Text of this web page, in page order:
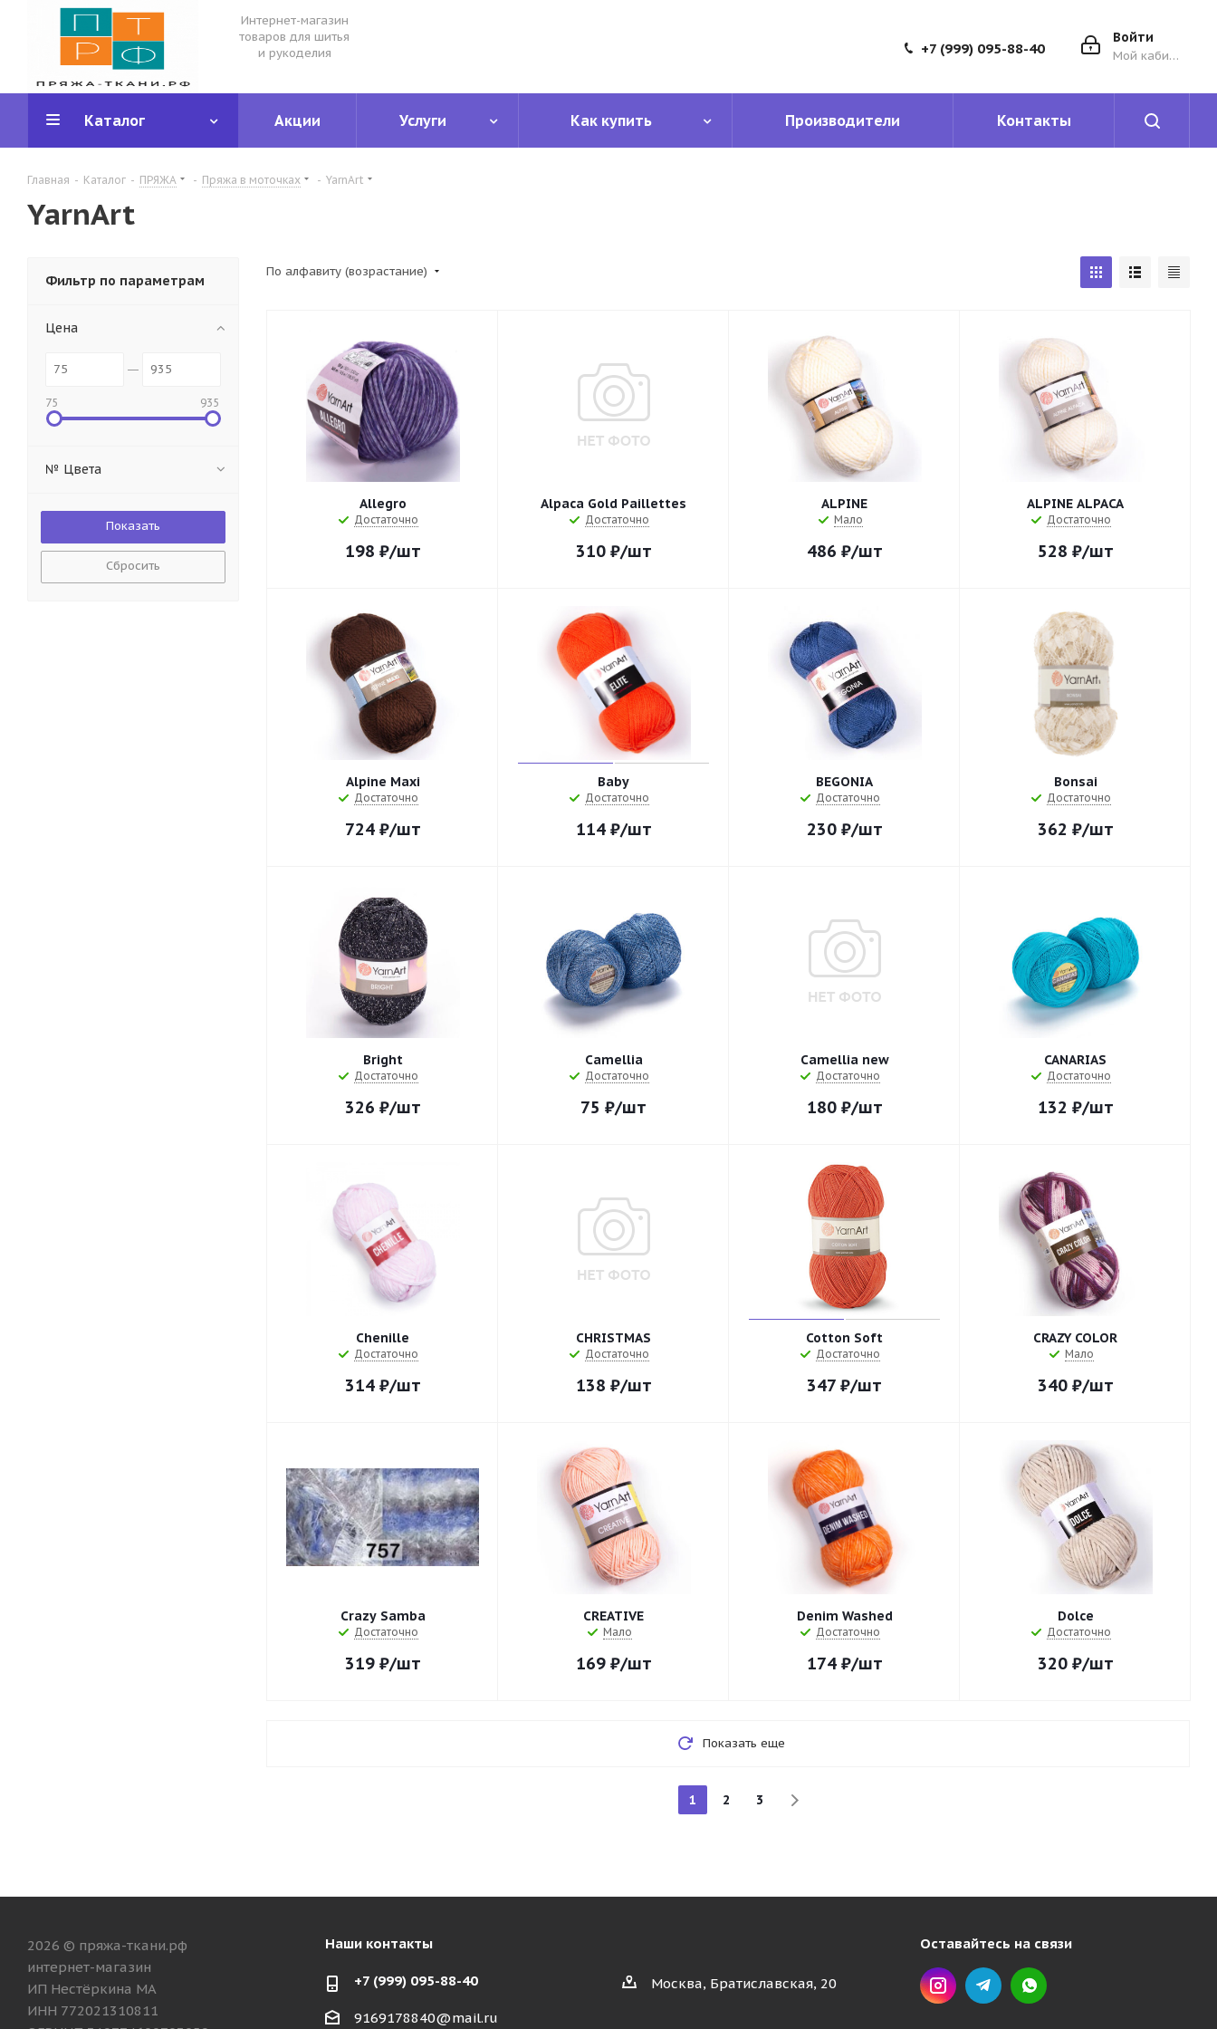
Интернет-магазин
товаров для шитья
и рукоделия
Войти
Мой кабинет
+7 (999) 095-88-40
Каталог Акции Услуги Как купить Производители Контакты
Главная - Каталог - ПРЯЖА - Пряжа в моточках - YarnArt
YarnArt
По алфавиту (возрастание)
Allegro
Достаточно
198 ₽/шт
Alpaca Gold Paillettes
Достаточно
310₽/шт
ALPINE
Мало
486 ₽/шт
ALPINE ALPACA
Достаточно
528 ₽/шт
Alpine Maxi
Достаточно
724₽/шт
Baby
Достаточно
114₽/шт
BEGONIA
Достаточно
230₽/шт
Bonsai
Достаточно
362 ₽/шт
Bright
Достаточно
326 ₽/шт
Camellia
Достаточно
75 ₽/шт
Camellia new
Достаточно
180₽/шт
CANARIAS
Достаточно
132 ₽/шт
Chenille
Достаточно
314₽/шт
CHRISTMAS
Достаточно
138 ₽/шт
Cotton Soft
Достаточно
347 ₽/шт
CRAZY COLOR
Мало
340₽/шт
Crazy Samba
Достаточно
319₽/шт
CREATIVE
Мало
169₽/шт
Denim Washed
Достаточно
174₽/шт
Dolce
Достаточно
320₽/шт
Показать еще
1 2 3
Фильтр по параметрам
Цена
75 935
№ Цвета
Сбросить
2026 © пряжа-ткани.рф
интернет-магазин
ИП Нестёркина МА
ИНН 772021310811
Наши контакты
+7 (999) 095-88-40
9169178840@mail.ru
Москва, Братиславская, 20
Оставайтесь на связи